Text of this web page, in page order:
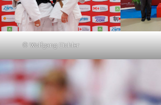
© Wolfgang Eichler